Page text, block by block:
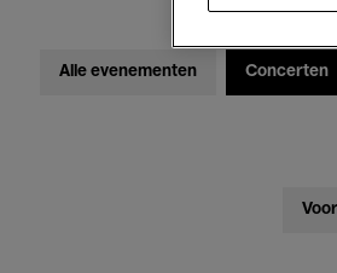
Alle evenementen Concerten